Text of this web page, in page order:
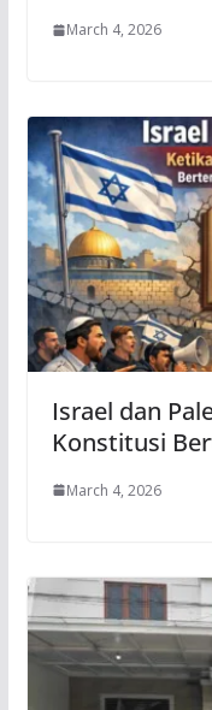
March 4, 2026
Israel dan
Konstitusi
March 4, 2026